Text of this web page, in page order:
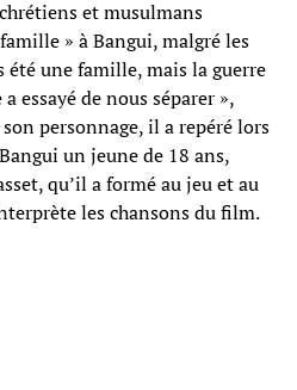
et musulmans
» à Bangui, malgré les
été une famille, mais la guerre
essayé de nous séparer »,
personnage, il a repéré lors
un jeune de 18 ans,
qu’il a formé au jeu et au
les chansons du film.